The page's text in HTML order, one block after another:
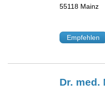
55118 Mainz
Empfehlen
Dr.